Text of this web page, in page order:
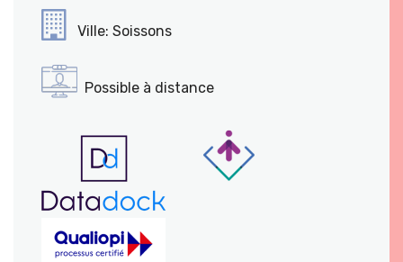
Ville: Soissons
Possible à distance